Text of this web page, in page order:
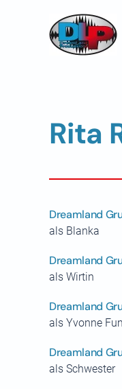
Skip to main
Rita
Dreamland
als Blanka
Dreamland
als Wirtin
Dreamland
als Yvonne
Dreamland
als Schwester